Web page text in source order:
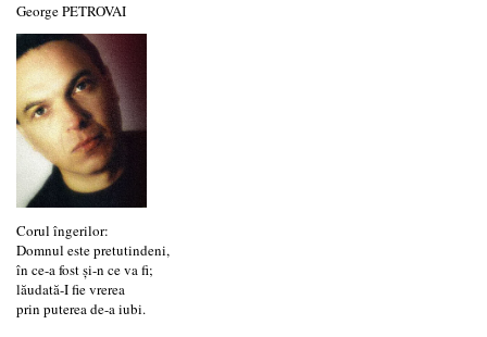
George PETROVAI
Corul îngerilor:
Domnul este pretutindeni,
în ce-a fost şi-n ce va fi;
lăudată-I fie vrerea
prin puterea de-a iubi.